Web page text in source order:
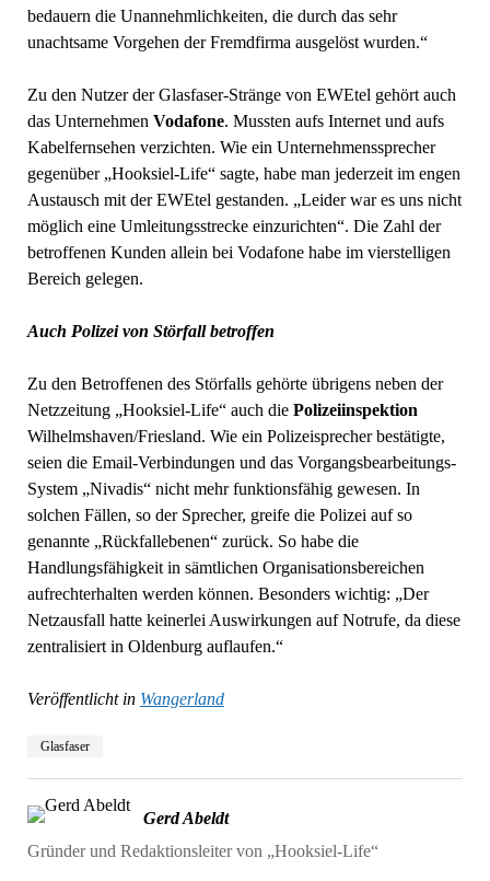
bedauern die Unannehmlichkeiten, die durch das sehr
unachtsame Vorgehen der Fremdfirma ausgelöst wurden.“
Zu den Nutzer der Glasfaser-Stränge von EWEtel gehört auch
das Unternehmen Vodafone. Mussten aufs Internet und aufs
Kabelfernsehen verzichten. Wie ein Unternehmenssprecher
gegenüber „Hooksiel-Life“ sagte, habe man jederzeit im engen
Austausch mit der EWEtel gestanden. „Leider war es uns nicht
möglich eine Umleitungsstrecke einzurichten“. Die Zahl der
betroffenen Kunden allein bei Vodafone habe im vierstelligen
Bereich gelegen.
Auch Polizei von Störfall betroffen
Zu den Betroffenen des Störfalls gehörte übrigens neben der
Netzzeitung „Hooksiel-Life“ auch die Polizeiinspektion
Wilhelmshaven/Friesland. Wie ein Polizeisprecher bestätigte,
seien die Email-Verbindungen und das Vorgangsbearbeitungs-
System „Nivadis“ nicht mehr funktionsfähig gewesen. In
solchen Fällen, so der Sprecher, greife die Polizei auf so
genannte „Rückfallebenen“ zurück. So habe die
Handlungsfähigkeit in sämtlichen Organisationsbereichen
aufrechterhalten werden können. Besonders wichtig: „Der
Netzausfall hatte keinerlei Auswirkungen auf Notrufe, da diese
zentralisiert in Oldenburg auflaufen.“
Veröffentlicht in Wangerland
Glasfaser
Gerd Abeldt
Gründer und Redaktionsleiter von „Hooksiel-Life“